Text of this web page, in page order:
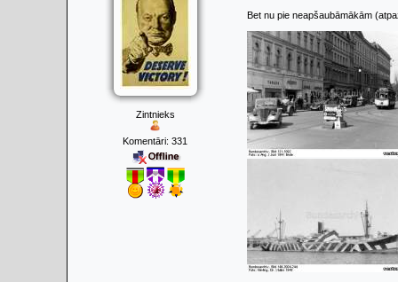
Zintnieks
Komentāri: 331
Bet nu pie neapšaubāmākām